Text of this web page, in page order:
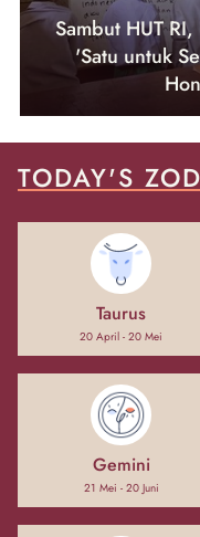
Sambut HUT
'Satu untuk
TODAY'S
Taurus
20 April - 20 Mei
Gemini
21 Mei - 20 Juni